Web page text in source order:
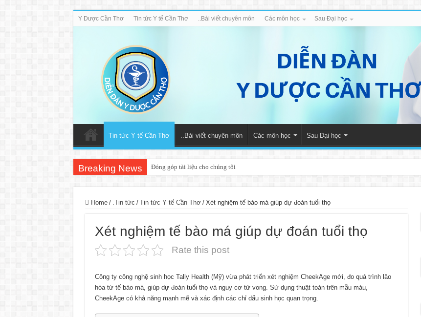
Y Dược Cần Thơ Tin tức Y tế Cần Thơ ..Bài viết chuyên môn Các môn học Sau Đại học
Tin tức Y tế Cần Thơ ..Bài viết chuyên môn Các môn học Sau Đại học
Breaking News Đóng góp tài liệu cho chúng tôi
Home / .Tin tức / Tin tức Y tế Cần Thơ / Xét nghiệm tế bào má giúp dự đoán tuổi thọ
Xét nghiệm tế bào má giúp dự đoán tuổi thọ
Rate this post
Công ty công nghệ sinh học Tally Health (Mỹ) vừa phát triển xét nghiệm CheekAge mới, đo quá trình lão
hóa từ tế bào má, giúp dự đoán tuổi thọ và nguy cơ tử vong. Sử dụng thuật toán trên mẫu máu,
CheekAge có khả năng mạnh mẽ và xác định các chỉ dấu sinh học quan trọng.